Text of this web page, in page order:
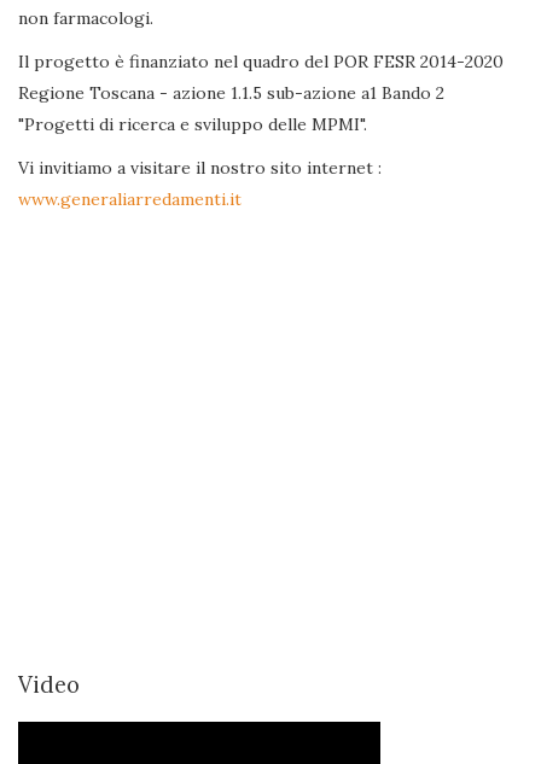
non farmacologi.
Il progetto è finanziato nel quadro del POR FESR 2014-2020
Regione Toscana - azione 1.1.5 sub-azione a1 Bando 2
"Progetti di ricerca e sviluppo delle MPMI".
Vi invitiamo a visitare il nostro sito internet :
www.generaliarredamenti.it
Video